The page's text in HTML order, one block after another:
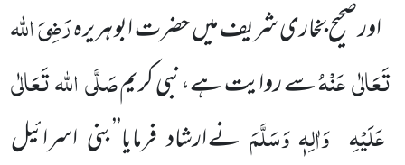
اور صحیح بخاری شریف میںحضرت ابو ہریرہرَضِیَاللہ
تَعَالٰیعَنْہُسے روایت ہے،نبی کریمصَلَّیاللہتَعَالٰی
عَلَیْہِ وَاٰلِہٖ وَسَلَّمَ نے ارشاد فرمایا’’بنی اسرائیل